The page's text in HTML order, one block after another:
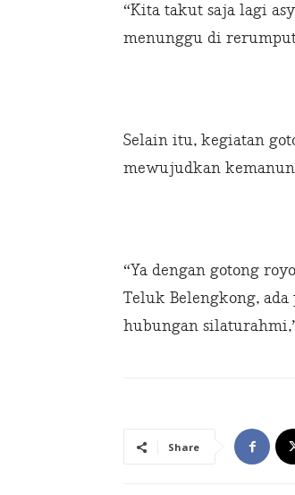
“Kita takut saja lagi
menunggu di
Selain itu, kegiatan
mewujudkan
“Ya dengan gotong
Teluk Belengkong,
hubungan
Share